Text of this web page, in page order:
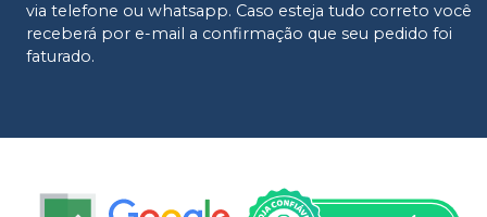
via telefone ou whatsapp. Caso esteja tudo correto você
receberá por e-mail a confirmação que seu pedido foi
faturado.